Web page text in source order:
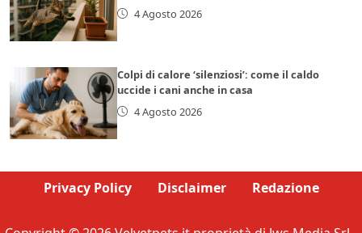
4 Agosto 2026
Colpi di calore ‘silenziosi’: come il caldo
uccide i cani anche in casa
4 Agosto 2026
Privacy Policy Disclaimer Redazione